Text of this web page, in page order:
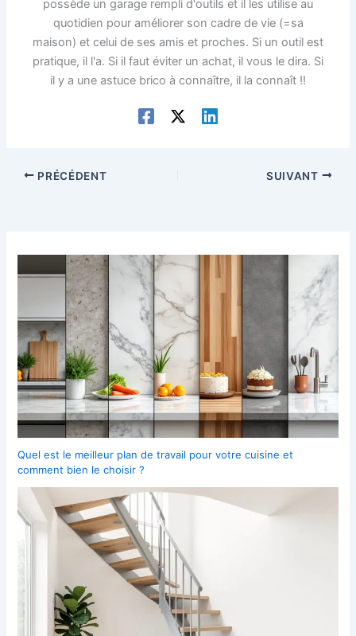
possède un garage rempli d'outils et il les utilise au
quotidien pour améliorer son cadre de vie (=sa
maison) et celui de ses amis et proches. Si un outil est
pratique, il l'a. Si il faut éviter un achat, il vous le dira. Si
il y a une astuce brico à connaître, il la connaît !!
PRÉCÉDENT SUIVANT
Quel est le meilleur plan de travail pour votre cuisine et
comment bien le choisir ?